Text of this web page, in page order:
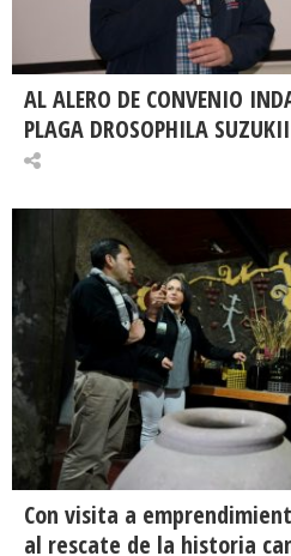
AL ALERO DE CONVENIO
PLAGA DROSOPHILA SUZUKII
Con visita a
al rescate de la historia